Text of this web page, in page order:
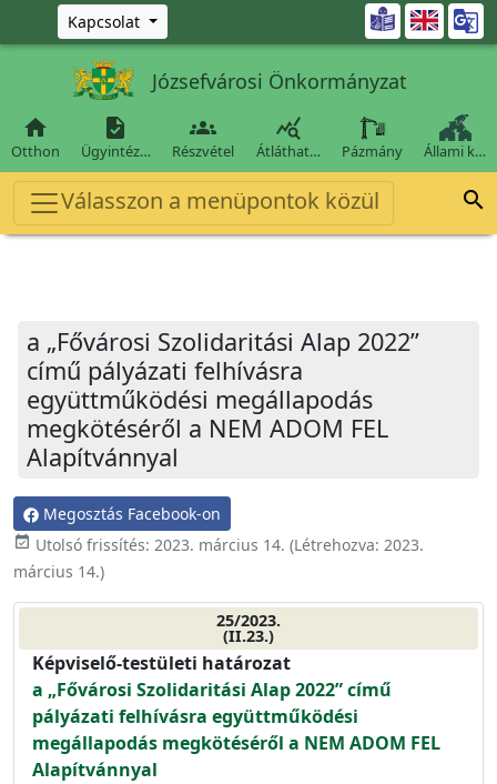
Ugrás a fő tartalomra
Kapcsolat 
Józsefvárosi Önkormányzat

Otthon

Ügyintéz…

Részvétel

Átláthat… Pázmány Állami k…
Válasszon a menüpontok közül 
a „Fővárosi Szolidaritási Alap 2022”
című pályázati felhívásra
együttműködési megállapodás
megkötéséről a NEM ADOM FEL
Alapítvánnyal
Megosztás Facebook-on
event_available Utolsó frissítés: 2023. március 14. (Létrehozva: 2023.
március 14.)
25/2023.
(II.23.)
Képviselő-testületi határozat
a „Fővárosi Szolidaritási Alap 2022” című
pályázati felhívásra együttműködési
megállapodás megkötéséről a NEM ADOM FEL
Alapítvánnyal